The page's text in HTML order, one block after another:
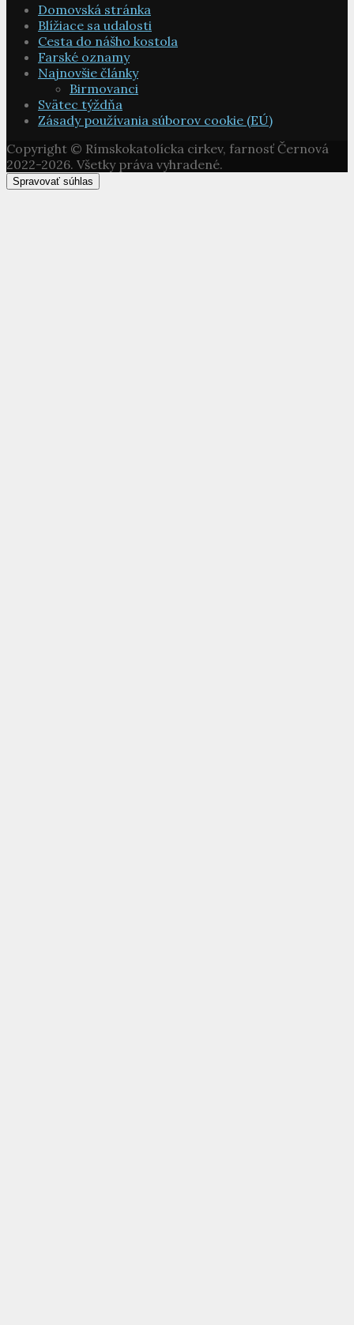
Domovská stránka
Blížiace sa udalosti
Cesta do nášho kostola
Farské oznamy
Najnovšie články
Birmovanci
Svätec týždňa
Zásady používania súborov cookie (EÚ)
Copyright © Rímskokatolícka cirkev, farnosť Černová
2022-2026. Všetky práva vyhradené.
Spravovať súhlas